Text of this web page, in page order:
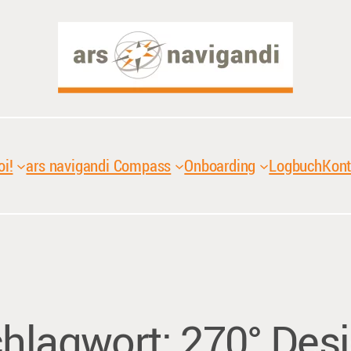
ars navigandi Compass Onboarding Logbuch